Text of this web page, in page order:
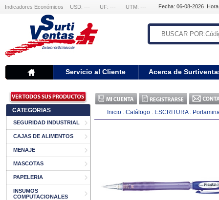
Indicadores Económicos USD: --- UF: --- UTM: --- Fecha: 06-08-2026
Servicio al Cliente Acerca de
CATEGORIAS
SEGURIDAD INDUSTRIAL
CAJAS DE ALIMENTOS
MENAJE
MASCOTAS
PAPELERIA
INSUMOS
COMPUTACIONALES
Inicio : Catálogo : ESCRITURA: